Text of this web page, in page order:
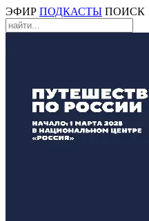
ЭФИР ПОДКАСТЫ ПОИСК